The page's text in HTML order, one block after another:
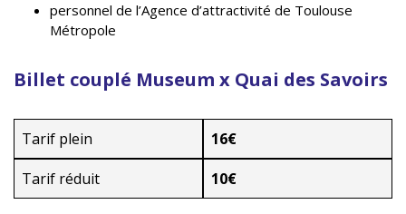
personnel de l’Agence d’attractivité de Toulouse
Métropole
Billet couplé Museum x Quai des Savoirs
Tarif plein
16€
Tarif réduit
10€